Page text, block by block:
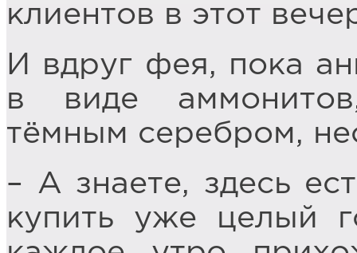
клиентов в этот
И вдруг фея, пока
в виде
тёмным серебром,
– А знаете, здесь
купить уже целый